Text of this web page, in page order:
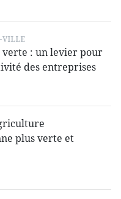
VILLE
: un levier pour
des entreprises
plus verte et